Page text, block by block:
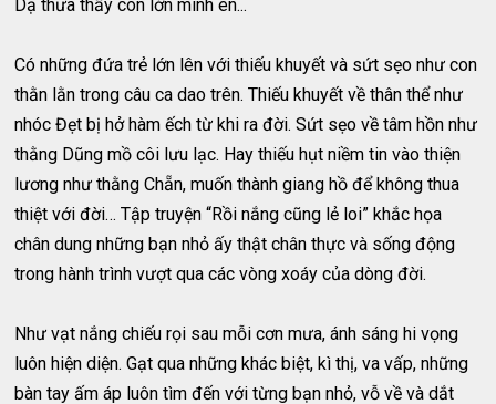
Dạ thưa thầy con lớn mình ên...
Có những đứa trẻ lớn lên với thiếu khuyết và sứt sẹo như con
thằn lằn trong câu ca dao trên. Thiếu khuyết về thân thể như
nhóc Đẹt bị hở hàm ếch từ khi ra đời. Sứt sẹo về tâm hồn như
thằng Dũng mồ côi lưu lạc. Hay thiếu hụt niềm tin vào thiện
lương như thằng Chẵn, muốn thành giang hồ để không thua
thiệt với đời… Tập truyện “Rồi nắng cũng lẻ loi” khắc họa
chân dung những bạn nhỏ ấy thật chân thực và sống động
trong hành trình vượt qua các vòng xoáy của dòng đời.
Như vạt nắng chiếu rọi sau mỗi cơn mưa, ánh sáng hi vọng
luôn hiện diện. Gạt qua những khác biệt, kì thị, va vấp, những
bàn tay ấm áp luôn tìm đến với từng bạn nhỏ, vỗ về và dắt